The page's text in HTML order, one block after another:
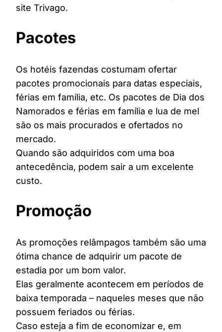
site Trivago.
Pacotes
Os hotéis fazendas costumam ofertar
pacotes promocionais para datas especiais,
férias em família, etc. Os pacotes de Dia dos
Namorados e férias em família e lua de mel
são os mais procurados e ofertados no
mercado.
Quando são adquiridos com uma boa
antecedência, podem sair a um excelente
custo.
Promoção
As promoções relâmpagos também são uma
ótima chance de adquirir um pacote de
estadia por um bom valor.
Elas geralmente acontecem em períodos de
baixa temporada – naqueles meses que não
possuem feriados ou férias.
Caso esteja a fim de economizar e, em